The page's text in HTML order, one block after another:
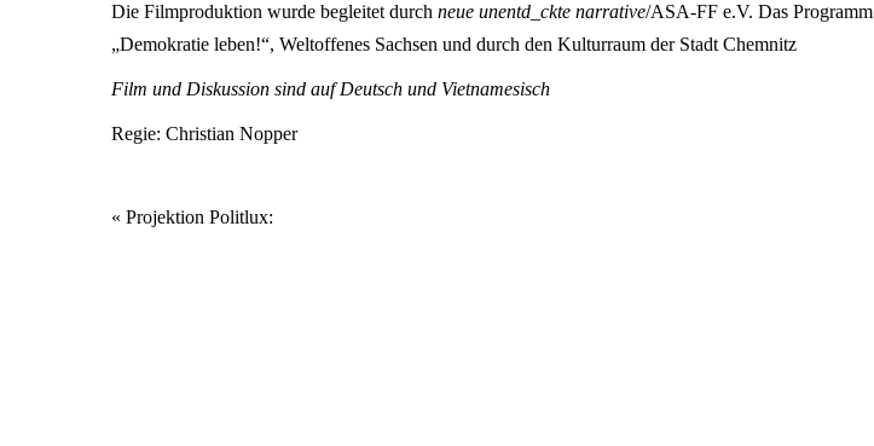
Die Filmproduktion wurde begleitet durch neue unentd_ckte narrative/ASA-FF e.V. Das Programm
„Demokratie leben!“, Weltoffenes Sachsen und durch den Kulturraum der Stadt Chemnitz
Film und Diskussion sind auf Deutsch und Vietnamesisch
Regie: Christian Nopper
Veranstaltung
« Projektion Politlux: